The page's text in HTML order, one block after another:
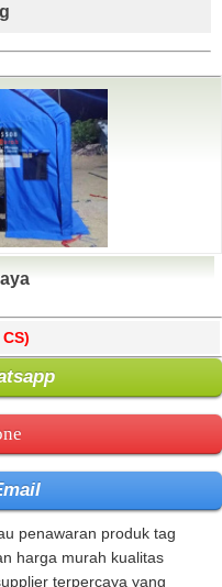
penawaran produk tag
harga murah kualitas
terpercaya yang